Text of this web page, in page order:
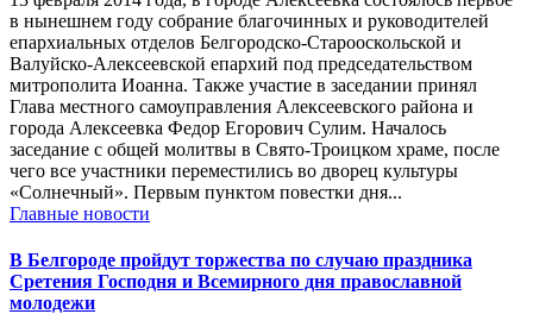
в нынешнем году собрание благочинных и руководителей
епархиальных отделов Белгородско-Старооскольской и
Валуйско-Алексеевской епархий под председательством
митрополита Иоанна. Также участие в заседании принял
Глава местного самоуправления Алексеевского района и
города Алексеевка Федор Егорович Сулим. Началось
заседание с общей молитвы в Свято-Троицком храме, после
чего все участники переместились во дворец культуры
«Солнечный». Первым пунктом повестки дня...
Главные новости
В Белгороде пройдут торжества по случаю праздника
Сретения Господня и Всемирного дня православной
молодежи